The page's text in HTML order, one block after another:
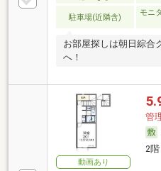
駐車場(近隣含)
モニ
お部屋探しは朝日綜合
へ！
動画あり
管
2